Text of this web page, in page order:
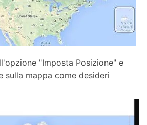
"Imposta Posizione" e
sulla mappa come desideri